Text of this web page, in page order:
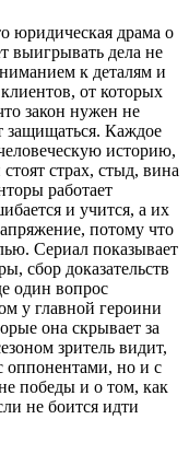
юридическая драма о
выигрывать дела не
к деталям и
от которых
закон нужен не
защищаться. Каждое
историю,
страх, стыд, вина
работает
и учится, а их
потому что
Сериал показывает
сбор доказательств
один вопрос
у главной героини
она скрывает за
зритель видит,
оппонентами, но и с
победы и о том, как
не боится идти